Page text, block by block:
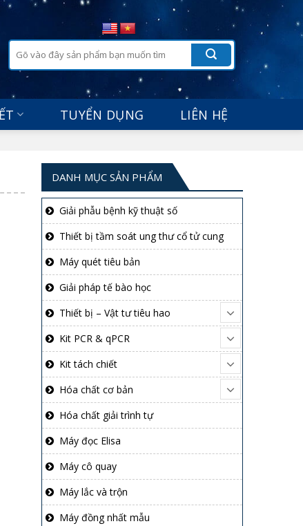
kiếm:
TUYỂN DỤNG LIÊN HỆ
DANH MỤC SẢN PHẨM
Giải phẫu bệnh kỹ thuật số
Thiết bị tầm soát ung thư cổ tử cung
Máy quét tiêu bản
Giải pháp tế bào học
Thiết bị – Vật tư tiêu hao
Kit PCR & qPCR
Kit tách chiết
Hóa chất cơ bản
Hóa chất giải trình tự
Máy đọc Elisa
Máy cô quay
Máy lắc và trộn
Máy đồng nhất mẫu